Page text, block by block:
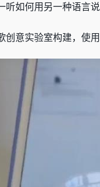
如何用另一种语言
意实验室构建，使用